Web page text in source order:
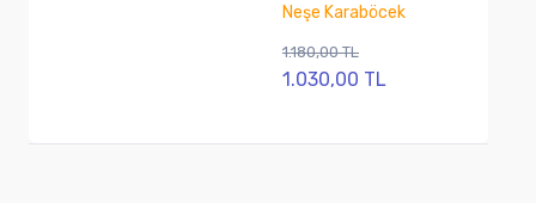
Neşe Karaböcek
1.180,00 TL
1.030,00 TL